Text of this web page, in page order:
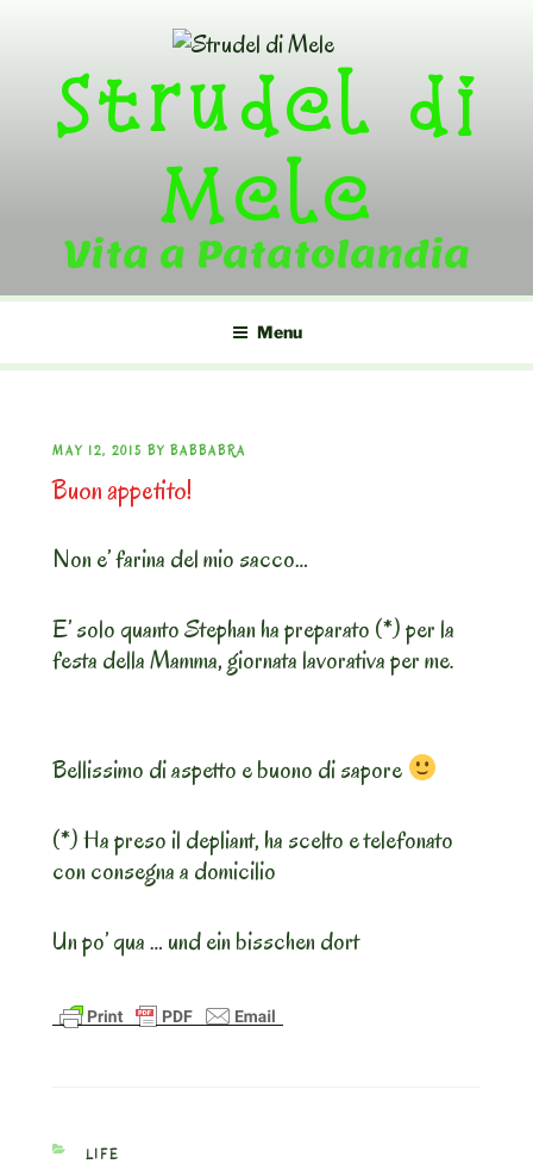
contentStrudel di
Mele
Vita a Patatolandia
Menu
POSTED
ON
MAY 12, 2015 BY BABBABRA
Buon appetito!
Non e’ farina del mio sacco…
E’ solo quanto Stephan ha preparato (*) per la
festa della Mamma, giornata lavorativa per me.
Bellissimo di aspetto e buono di sapore
(*) Ha preso il depliant, ha scelto e telefonato
con consegna a domicilio
Un po’ qua … und ein bisschen dort
CATEGORIES
LIFE